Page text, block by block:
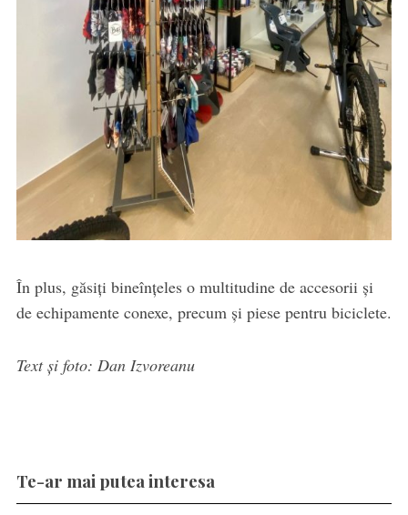
În plus, găsiți bineînțeles o multitudine de accesorii și
de echipamente conexe, precum și piese pentru biciclete.
Text și foto: Dan Izvoreanu
Te-ar mai putea interesa